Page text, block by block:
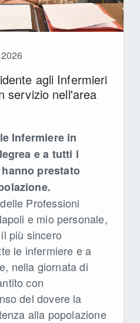
agli Infermieri
servizio nell'area
Infermiere in
e a tutti i
prestato
Professioni
e mio personale,
più sincero
le infermiere e a
nella giornata di
con
del dovere la
alla popolazione